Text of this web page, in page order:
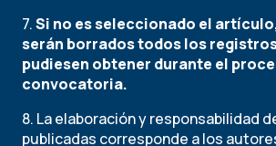
7.Si no es seleccionado el
serán borrados todos los
pudiesen obtener durante el
convocatoria.
8. La elaboración y responsabilidad
publicadas corresponde a los